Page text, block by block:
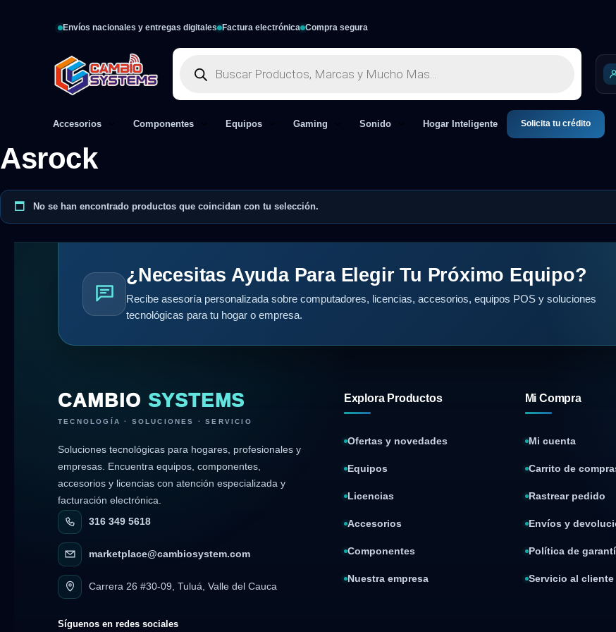
Envíos nacionales y entregas digitales Factura electrónica Compra segura
Accesorios Componentes Equipos Gaming Sonido Hogar Inteligente Solicita tu crédito
Asrock
No se han encontrado productos que coincidan con tu selección.
¿Necesitas Ayuda Para Elegir Tu Próximo Equipo?
Recibe asesoría personalizada sobre computadores, licencias, accesorios, equipos POS y soluciones
tecnológicas para tu hogar o empresa.
CAMBIO SYSTEMS
TECNOLOGÍA · SOLUCIONES · SERVICIO
Soluciones tecnológicas para hogares, profesionales y
empresas. Encuentra equipos, componentes,
accesorios y licencias con atención especializada y
facturación electrónica.
316 349 5618
marketplace@cambiosystem.com
Carrera 26 #30-09, Tuluá, Valle del Cauca
Síguenos en redes sociales
Explora Productos
Ofertas y novedades
Equipos
Licencias
Accesorios
Componentes
Nuestra empresa
Mi Compra
Mi cuenta
Carrito de
Rastrear pedido
Envíos y
Política de
Servicio al cliente